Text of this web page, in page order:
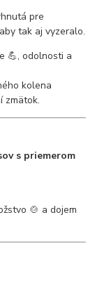
pre
tak aj vyzeralo.
💪, odolnosti a
kolena
zmätok.
s priemerom
🍲 a dojem